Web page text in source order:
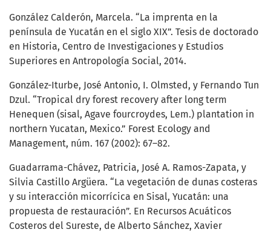
González Calderón, Marcela. “La imprenta en la
península de Yucatán en el siglo XIX”. Tesis de doctorado
en Historia, Centro de Investigaciones y Estudios
Superiores en Antropología Social, 2014.
González-Iturbe, José Antonio, I. Olmsted, y Fernando Tun
Dzul. “Tropical dry forest recovery after long term
Henequen (sisal, Agave fourcroydes, Lem.) plantation in
northern Yucatan, Mexico.” Forest Ecology and
Management, núm. 167 (2002): 67–82.
Guadarrama-Chávez, Patricia, José A. Ramos-Zapata, y
Silvia Castillo Argüera. “La vegetación de dunas costeras
y su interacción micorrícica en Sisal, Yucatán: una
propuesta de restauración”. En Recursos Acuáticos
Costeros del Sureste, de Alberto Sánchez, Xavier